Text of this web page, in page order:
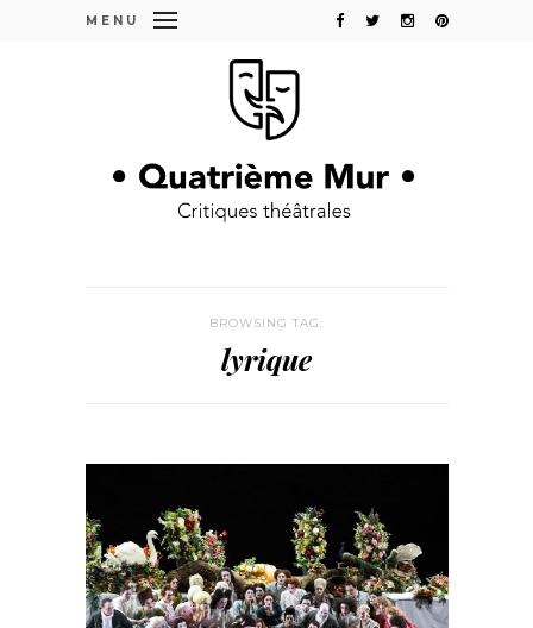
MENU
BROWSING TAG:
lyrique